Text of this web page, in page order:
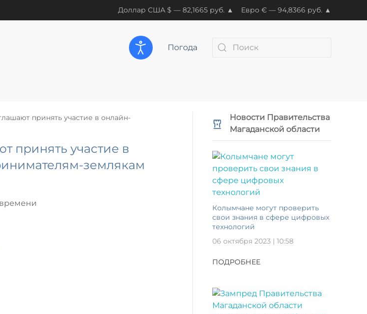
Доллар США $ — 82,1665 руб. ▲ Евро € — 94,8366 руб. ▲
Погода
принять участие в онлайн-
принять участие в
землякам
Новости Правительства
Магаданской области
Колымчане могут проверить
свои знания в сфере цифровых
технологий
06 октября 2023 | 10:58
ПОДРОБНЕЕ